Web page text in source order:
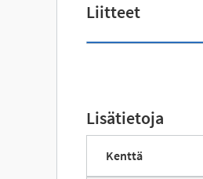
Liitteet
Lisätietoja
Kenttä